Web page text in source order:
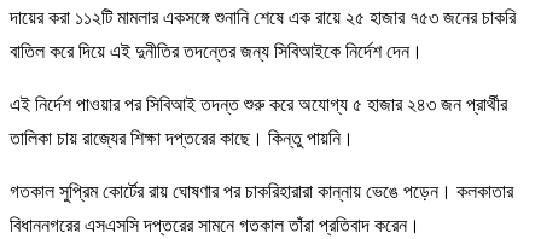
দায়ের করা ১১২টি মামলার একসঙ্গে শুনানি শেষে এক রায়ে ২৫ হাজার ৭৫৩ জনের চাকরি
বাতিল করে দিয়ে এই দুনীতির তদন্তের জন্য সিবিআইকে নির্দেশ দেন।
এই নির্দেশ পাওয়ার পর সিবিআই তদন্ত শুরু করে অযোগ্য ৫ হাজার ২৪৩ জন প্রার্থীর
তালিকা চায় রাজ্যের শিক্ষা দপ্তরের কাছে। কিন্তু পায়নি।
গতকাল সুপ্রিম কোর্টের রায় ঘোষণার পর চাকরিহারারা কান্নায় ভেঙে পড়েন। কলকাতার
বিধাননগরের এসএসসি দপ্তরের সামনে গতকাল তাঁরা প্রতিবাদ করেন।